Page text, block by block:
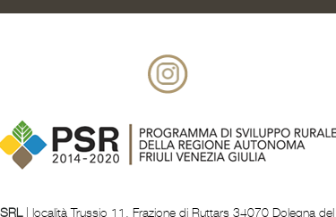
| località Trussio 11, Frazione di Ruttars 34070 Dolegna